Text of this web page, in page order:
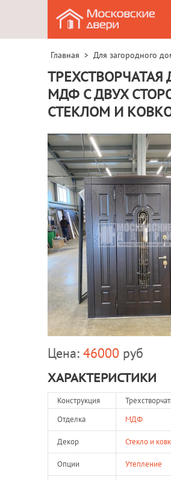
Главная > Для загородного
ТРЕХСТВОРЧАТАЯ
МДФ С ДВУХ
СТЕКЛОМ И
Цена: 46000 руб
ХАРАКТЕРИСТИКИ
Конструкция
Отделка
МДФ
Декор Стекло и
Опции Утепление